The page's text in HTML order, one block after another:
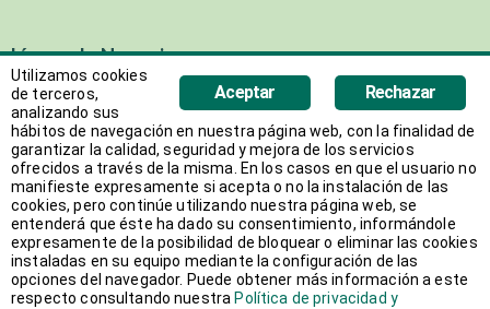
Líneas de Negocios
TRABAJO TEMPORAL
SELECCIÓN
OUTSOURCING
ON SITE
Rechazar
Aceptar
Utilizamos cookies
de terceros,
analizando sus
hábitos de navegación en nuestra página web, con la finalidad de
garantizar la calidad, seguridad y mejora de los servicios
ofrecidos a través de la misma. En los casos en que el usuario no
manifieste expresamente si acepta o no la instalación de las
cookies, pero continúe utilizando nuestra página web, se
entenderá que éste ha dado su consentimiento, informándole
expresamente de la posibilidad de bloquear o eliminar las cookies
instaladas en su equipo mediante la configuración de las
opciones del navegador. Puede obtener más información a este
respecto consultando nuestra Política de privacidad y